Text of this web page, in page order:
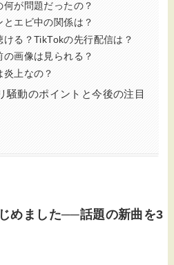
が問題だったの？
エビ中の関係は？
る？TikTokの先行配信は？
画像は見られる？
上なの？
騒動のポイントと今後の注目
めました──話題の新曲を3